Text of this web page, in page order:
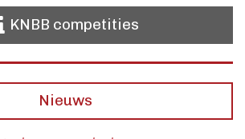
KNBB competities
Nieuws